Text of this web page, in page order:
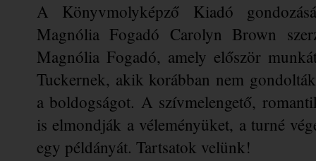
A Könyvmolyképző Kiadó
Magnólia Fogadó Carolyn Brown
Magnólia Fogadó, amely először
Tuckernek, akik korábban nem
a boldogságot. A szívmelengető,
is elmondják a véleményüket, a turné
egy példányát. Tartsatok velünk!